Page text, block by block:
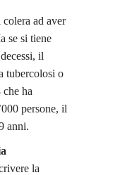
ad aver
se si tiene
il
tubercolosi o
ha
persone, il
anni.
la